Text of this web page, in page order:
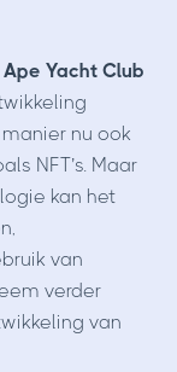
Yacht Club
nu ook
NFT’s. Maar
kan het
van
verder
van